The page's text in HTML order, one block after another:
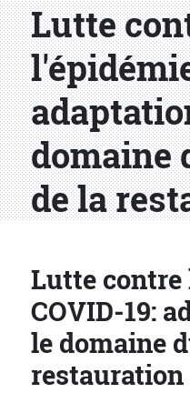
Lutte
domaine
de la
Lutte contre
COVID-19:
le domaine
restauration